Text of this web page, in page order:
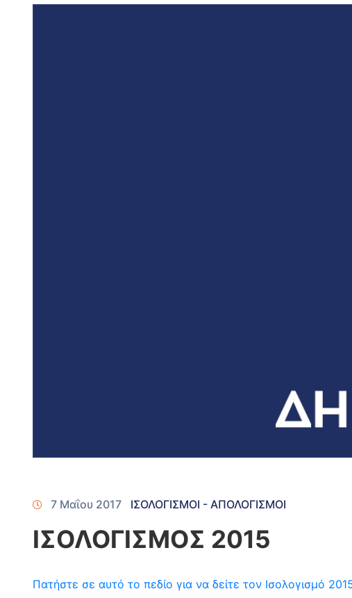
7 Μαΐου 2017 ΙΣΟΛΟΓΙΣΜΟΙ - ΑΠΟΛΟΓΙΣΜΟΙ
ΙΣΟΛΟΓΙΣΜΟΣ 2015
Πατήστε σε αυτό το πεδίο για να δείτε τον Ισολογισμό